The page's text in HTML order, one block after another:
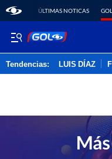
ÚLTIMAS NOTICAS
Tendencias: LUIS DÍAZ